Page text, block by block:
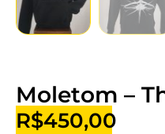
Moletom –
R$450,00